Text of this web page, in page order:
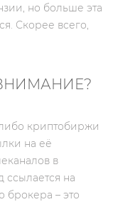
но больше эта
Скорее всего,
криптобиржи
на её
в
ссылается на
брокера – это